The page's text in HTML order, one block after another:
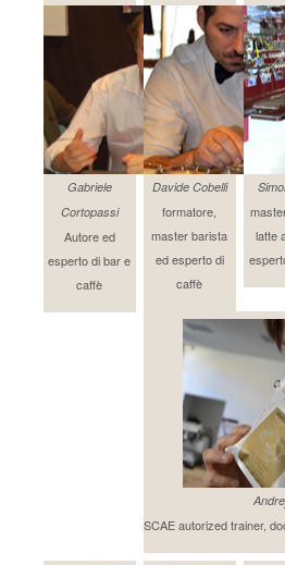
Gabriele
Cortopassi
Autore ed
esperto di bar e
caffè
Davide Cobelli
formatore,
master barista
ed esperto di
caffè
latte
SCAE autorized trainer,